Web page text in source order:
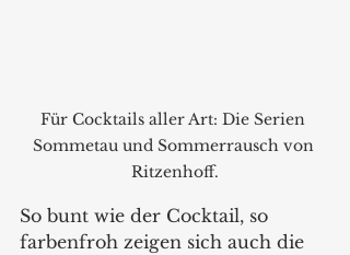
Für Cocktails aller Art: Die Serien
Sommetau und Sommerrausch von
Ritzenhoff.
So bunt wie der Cocktail, so
farbenfroh zeigen sich auch die